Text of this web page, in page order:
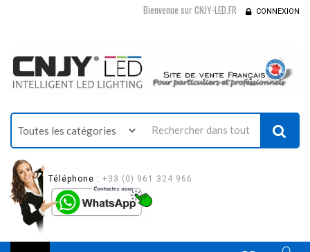
Bienvenue sur CNJY-LED.FR CONNEXION
Téléphone : +33 (0) 961 324 966